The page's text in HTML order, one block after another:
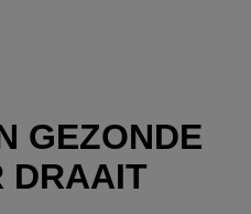
GEZONDE
DRAAIT